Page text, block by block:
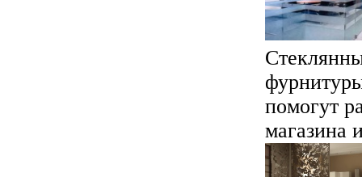
помогут
магазина